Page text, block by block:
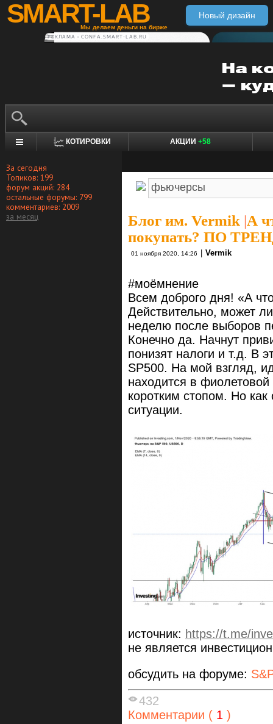
SMART-LAB
Мы делаем деньги на бирже
Новый дизайн
РЕКЛАМА • CONFA.SMART-LAB.RU
КОТИРОВКИ АКЦИИ +58
За сегодня
Топиков: 199
форум акций: 284
остальные форумы: 799
комментариев: 2009
за месяц
Блог им. Vermik |А
покупать? ПО
01 ноября 2020, 14:26 Vermik
#моёмнение
Всем доброго дня! «А
Действительно, может
неделю после выборов
Конечно да. Начнут
понизят налоги и т.д. В
SP500. На мой взгляд,
находится в
коротким стопом. Но
ситуации.
источник: https://t.me/
не является
обсудить на форуме:
432
Комментарии ( 1 )